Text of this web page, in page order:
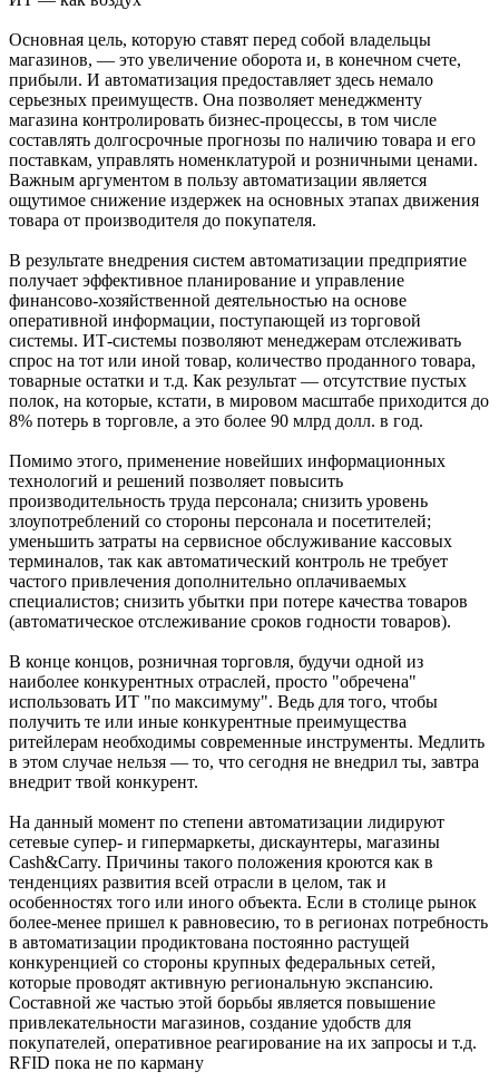
Основная цель, которую ставят перед собой владельцы
магазинов, — это увеличение оборота и, в конечном счете,
прибыли. И автоматизация предоставляет здесь немало
серьезных преимуществ. Она позволяет менеджменту
магазина контролировать бизнес-процессы, в том числе
составлять долгосрочные прогнозы по наличию товара и его
поставкам, управлять номенклатурой и розничными ценами.
Важным аргументом в пользу автоматизации является
ощутимое снижение издержек на основных этапах движения
товара от производителя до покупателя.
В результате внедрения систем автоматизации предприятие
получает эффективное планирование и управление
финансово-хозяйственной деятельностью на основе
оперативной информации, поступающей из торговой
системы. ИТ-системы позволяют менеджерам отслеживать
спрос на тот или иной товар, количество проданного товара,
товарные остатки и т.д. Как результат — отсутствие пустых
полок, на которые, кстати, в мировом масштабе приходится до
8% потерь в торговле, а это более 90 млрд долл. в год.
Помимо этого, применение новейших информационных
технологий и решений позволяет повысить
производительность труда персонала; снизить уровень
злоупотреблений со стороны персонала и посетителей;
уменьшить затраты на сервисное обслуживание кассовых
терминалов, так как автоматический контроль не требует
частого привлечения дополнительно оплачиваемых
специалистов; снизить убытки при потере качества товаров
(автоматическое отслеживание сроков годности товаров).
В конце концов, розничная торговля, будучи одной из
наиболее конкурентных отраслей, просто "обречена"
использовать ИТ "по максимуму". Ведь для того, чтобы
получить те или иные конкурентные преимущества
ритейлерам необходимы современные инструменты. Медлить
в этом случае нельзя — то, что сегодня не внедрил ты, завтра
внедрит твой конкурент.
На данный момент по степени автоматизации лидируют
сетевые супер- и гипермаркеты, дискаунтеры, магазины
Cash&Carry. Причины такого положения кроются как в
тенденциях развития всей отрасли в целом, так и
особенностях того или иного объекта. Если в столице рынок
более-менее пришел к равновесию, то в регионах потребность
в автоматизации продиктована постоянно растущей
конкуренцией со стороны крупных федеральных сетей,
которые проводят активную региональную экспансию.
Составной же частью этой борьбы является повышение
привлекательности магазинов, создание удобств для
покупателей, оперативное реагирование на их запросы и т.д.
RFID пока не по карману